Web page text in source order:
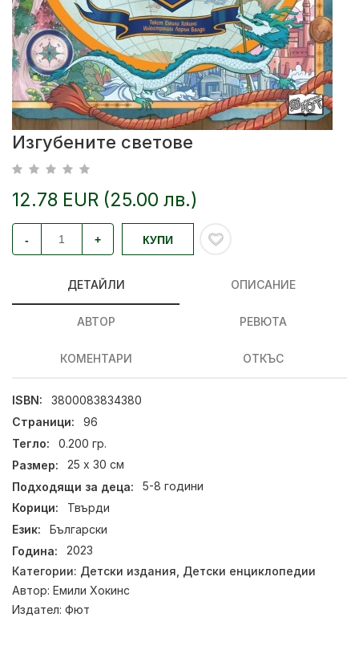
Изгубените светове
12.78 EUR (25.00 лв.)
- + КУПИ
ДЕТАЙЛИ ОПИСАНИЕ
АВТОР РЕВЮТА
КОМЕНТАРИ ОТКЪС
ISBN:
3800083834380
Страници:
96
Тегло:
0.200 гр.
Размер:
25 х 30 см
Подходящи за деца:
5-8 години
Корици:
Твърди
Език:
Български
Година:
2023
Категории: Детски издания Детски енциклопедии
Автор: Емили Хокинс
Издател: Фют